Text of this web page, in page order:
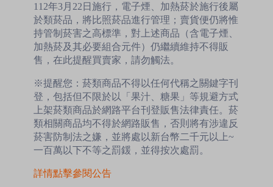
112年3月22日施行，電子煙、加熱菸於施行後屬
於類菸品，將比照菸品進行管理；賣貨便仍將惟
持管制菸害之高標準，對上述商品（含電子煙、
加熱菸及其必要組合元件）仍繼續維持不得販
售，在此提醒買賣家，請勿觸法。
※提醒您：菸類商品不得以任何代稱之關鍵字刊
登，包括但不限於以「果汁、糖果」等規避方式
上架菸類商品於網路平台刊登販售法律責任。菸
類相關商品均不得於網路販售，否則將有涉違反
菸害防制法之嫌，並將處以新台幣二千元以上~
一百萬以下不等之罰鍰，並得按次處罰。
詳情點擊參閱公告